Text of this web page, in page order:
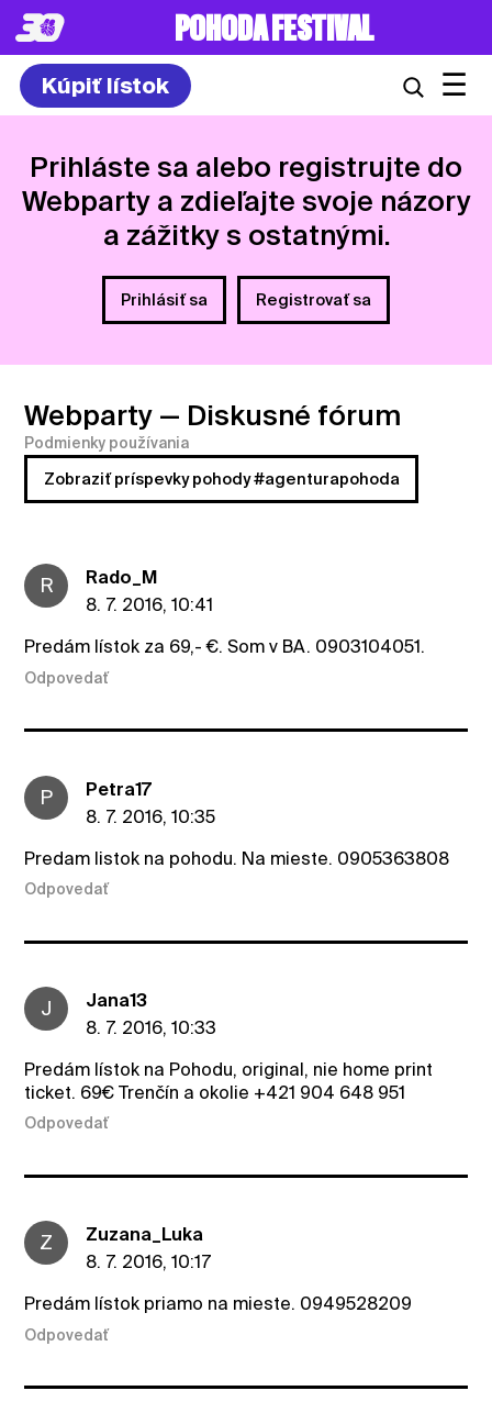
POHODA FESTIVAL
Kúpiť lístok ☰
Prihláste sa alebo registrujte do
Webparty a zdieľajte svoje názory
a zážitky s ostatnými.
Prihlásiť sa Registrovať sa
Webparty — Diskusné fórum
Podmienky používania
Zobraziť príspevky pohody #agenturapohoda
R
Rado_M
8. 7. 2016, 10:41
Predám lístok za 69,- €. Som v BA. 0903104051.
Odpovedať
P
Petra17
8. 7. 2016, 10:35
Predam listok na pohodu. Na mieste. 0905363808
Odpovedať
J
Jana13
8. 7. 2016, 10:33
Predám lístok na Pohodu, original, nie home print
ticket. 69€ Trenčín a okolie +421 904 648 951
Odpovedať
Z
Zuzana_Luka
8. 7. 2016, 10:17
Predám lístok priamo na mieste. 0949528209
Odpovedať